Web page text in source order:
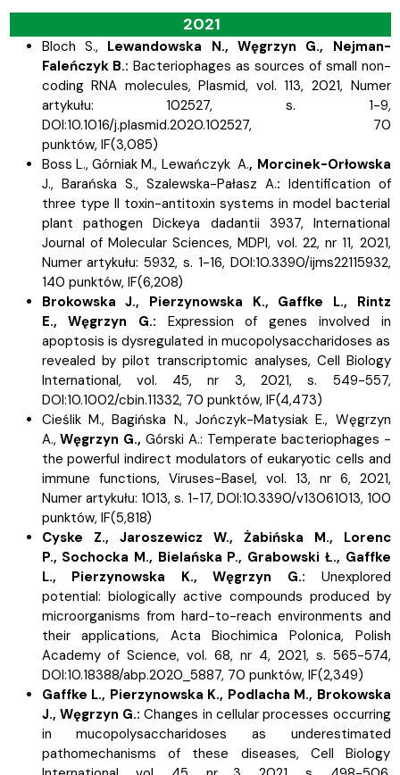
2021
Bloch S., Lewandowska N., Węgrzyn G.,
Nejman-
Faleńczyk B.: Bacteriophages as sources of small non-
coding RNA molecules, Plasmid, vol. 113, 2021, Numer
artykułu: 102527, s.
1-9,
DOI:10.1016/j.plasmid.2020.102527, 70
punktów, IF(3,085)
Boss L., Górniak M., Lewańczyk A., Morcinek-Orłowska
J., Barańska S., Szalewska-Pałasz A.: Identification of
three type II toxin-antitoxin systems in model bacterial
plant pathogen Dickeya dadantii 3937, International
Journal of Molecular Sciences, MDPI, vol. 22, nr 11, 2021,
Numer artykułu: 5932, s. 1-16, DOI:10.3390/ijms22115932,
140 punktów, IF(6,208)
Brokowska J.,
Pierzynowska K., Gaffke L.,
Rintz
E.,
Węgrzyn G.:
Expression of genes involved in
apoptosis is dysregulated in mucopolysaccharidoses as
revealed by pilot transcriptomic analyses, Cell Biology
International, vol. 45, nr 3, 2021, s.
549-557,
DOI:10.1002/cbin.11332, 70 punktów, IF(4,473)
Cieślik M., Bagińska N., Jończyk-Matysiak E., Węgrzyn
A., Węgrzyn G., Górski A.: Temperate bacteriophages -
the powerful indirect modulators of eukaryotic cells and
immune functions, Viruses-Basel, vol. 13, nr 6, 2021,
Numer artykułu: 1013, s. 1-17, DOI:10.3390/v13061013, 100
punktów, IF(5,818)
Cyske Z.,
Jaroszewicz W., Żabińska M.,
Lorenc
P., Sochocka M., Bielańska P., Grabowski Ł., Gaffke
L.,
Pierzynowska K., Węgrzyn G.:
Unexplored
potential: biologically active compounds produced by
microorganisms from hard-to-reach environments and
their applications, Acta Biochimica Polonica, Polish
Academy of Science, vol. 68, nr 4, 2021, s. 565-574,
DOI:10.18388/abp.2020_5887, 70 punktów, IF(2,349)
Gaffke L., Pierzynowska K., Podlacha M., Brokowska
J., Węgrzyn G.: Changes in cellular processes occurring
in mucopolysaccharidoses as underestimated
pathomechanisms of these diseases, Cell Biology